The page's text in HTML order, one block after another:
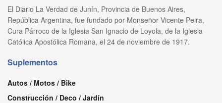
El Diario La Verdad de Junín, Provincia de Buenos Aires,
República Argentina, fue fundado por Monseñor Vicente Peira,
Cura Párroco de la Iglesia San Ignacio de Loyola, de la Iglesia
Católica Apostólica Romana, el 24 de noviembre de 1917.
Suplementos
Autos / Motos / Bike
Construcción / Deco / Jardín